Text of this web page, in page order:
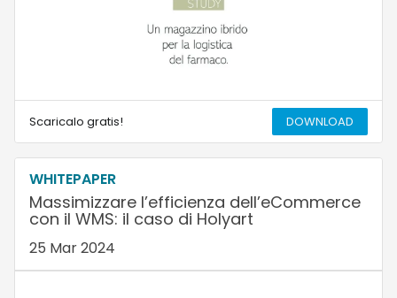
Scaricalo gratis! DOWNLOAD
WHITEPAPER
Massimizzare l’efficienza dell’eCommerce
con il WMS: il caso di Holyart
25 Mar 2024